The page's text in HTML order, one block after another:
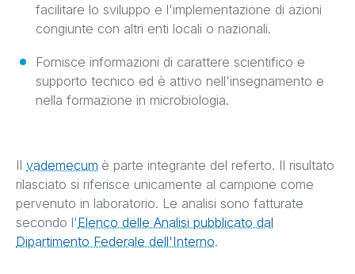
facilitare lo sviluppo e l'implementazione di azioni
congiunte con altri enti locali o nazionali.
Fornisce informazioni di carattere scientifico e
supporto tecnico ed è attivo nell'insegnamento e
nella formazione in microbiologia.
Il vademecum è parte integrante del referto. Il risultato
rilasciato si riferisce unicamente al campione come
pervenuto in laboratorio. Le analisi sono fatturate
secondo l'Elenco delle Analisi pubblicato dal
Dipartimento Federale dell'Interno.